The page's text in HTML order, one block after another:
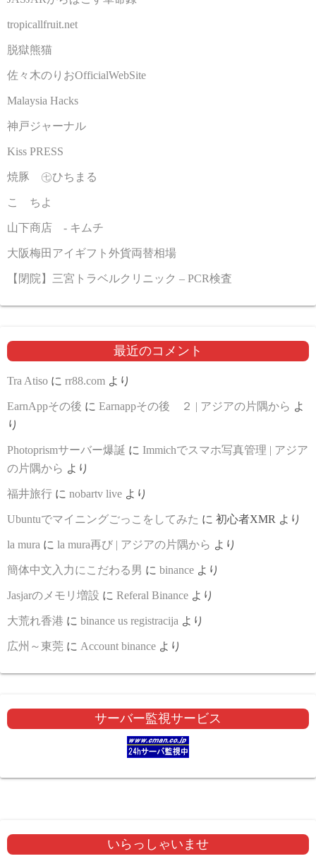
tropicallfruit.net
脱獄熊猫
佐々木のりおOfficialWebSite
Malaysia Hacks
神戸ジャーナル
Kiss PRESS
焼豚 ㊆ひちまる
こゝちよ
山下商店 - キムチ
大阪梅田アイギフト外貨両替相場
【閉院】三宮トラベルクリニック – PCR検査
最近のコメント
Tra Atiso に rr88.com より
EarnAppその後 に Earnappその後 ２ | アジアの片隅から よ
り
Photoprismサーバー爆誕 に Immichでスマホ写真管理 | アジア
の片隅から より
福井旅行 に nobartv live より
Ubuntuでマイニングごっこをしてみた に 初心者XMR より
la mura に la mura再び | アジアの片隅から より
簡体中文入力にこだわる男 に binance より
Jasjarのメモリ増設 に Referal Binance より
大荒れ香港 に binance us registracija より
広州～東莞 に Account binance より
サーバー監視サービス
いらっしゃいませ